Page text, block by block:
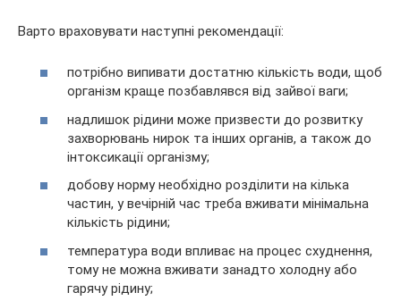
Варто враховувати наступні рекомендації:
потрібно випивати достатню кількість води, щоб
організм краще позбавлявся від зайвої ваги;
надлишок рідини може призвести до розвитку
захворювань нирок та інших органів, а також до
інтоксикації організму;
добову норму необхідно розділити на кілька
частин, у вечірній час треба вживати мінімальна
кількість рідини;
температура води впливає на процес схуднення,
тому не можна вживати занадто холодну або
гарячу рідину;